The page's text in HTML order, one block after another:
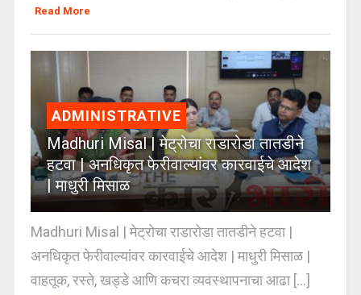
Read More
ADMINISTRATIVE
Madhuri Misal | मेट्रोचा राडारोडा तातडीने
हटवा | अनधिकृत फेरीवाल्यांवर कारवाईचे आदेश
| माधुरी मिसाळ
Madhuri Misal | मेट्रोचा राडारोडा तातडीने हटवा |
अनधिकृत फेरीवाल्यांवर कारवाईचे आदेश | माधुरी मिसाळ |
वाहतूक, रस्ते, खड्डे आणि कचरा व्यवस्थापनाचा आढा [...]